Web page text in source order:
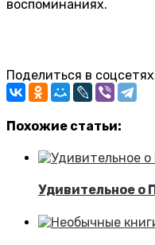
воспоминаниях.
Поделиться в
Похожие статьи:
Удивительное о